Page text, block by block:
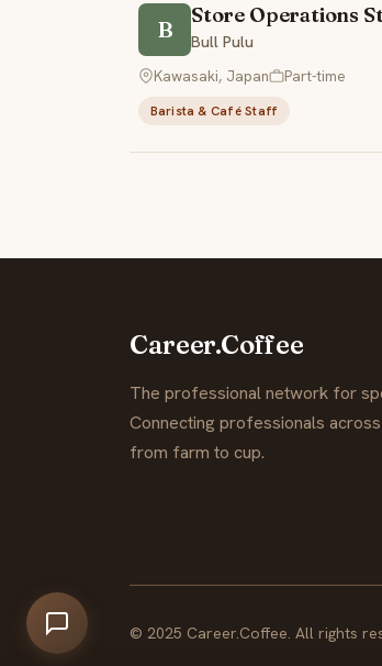
B
Store Operations
Bull Pulu
Kawasaki, Japan
Part-time
Barista & Café Staff
Career.Coffee
The professional network for
Connecting professionals
from farm to cup.
© 2025 Career.Coffee. All rights